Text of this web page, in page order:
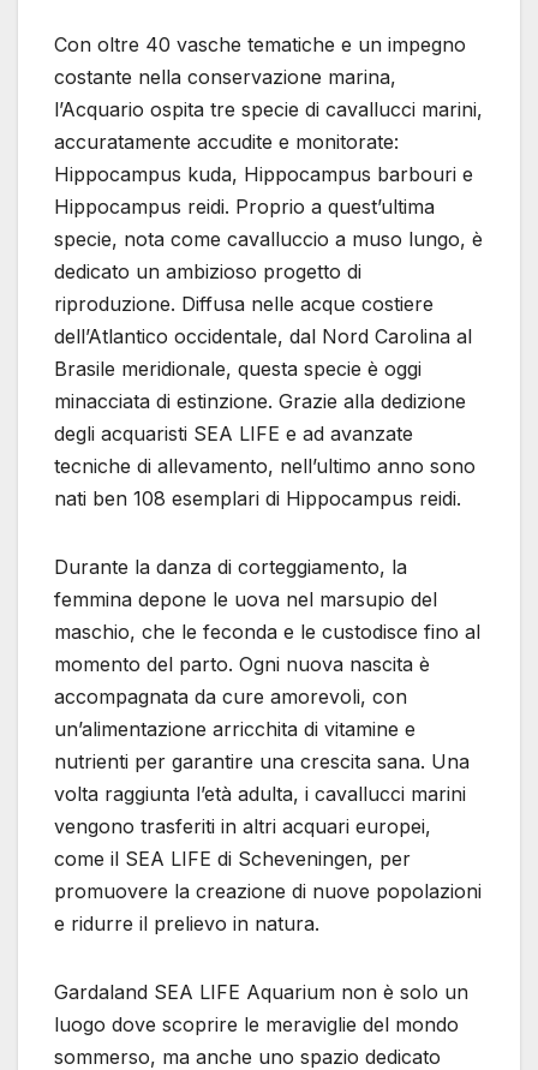
Con oltre 40 vasche tematiche e un impegno
costante nella conservazione marina,
l’Acquario ospita tre specie di cavallucci marini,
accuratamente accudite e monitorate:
Hippocampus kuda, Hippocampus barbouri e
Hippocampus reidi. Proprio a quest’ultima
specie, nota come cavalluccio a muso lungo, è
dedicato un ambizioso progetto di
riproduzione. Diffusa nelle acque costiere
dell’Atlantico occidentale, dal Nord Carolina al
Brasile meridionale, questa specie è oggi
minacciata di estinzione. Grazie alla dedizione
degli acquaristi SEA LIFE e ad avanzate
tecniche di allevamento, nell’ultimo anno sono
nati ben 108 esemplari di Hippocampus reidi.
Durante la danza di corteggiamento, la
femmina depone le uova nel marsupio del
maschio, che le feconda e le custodisce fino al
momento del parto. Ogni nuova nascita è
accompagnata da cure amorevoli, con
un’alimentazione arricchita di vitamine e
nutrienti per garantire una crescita sana. Una
volta raggiunta l’età adulta, i cavallucci marini
vengono trasferiti in altri acquari europei,
come il SEA LIFE di Scheveningen, per
promuovere la creazione di nuove popolazioni
e ridurre il prelievo in natura.
Gardaland SEA LIFE Aquarium non è solo un
luogo dove scoprire le meraviglie del mondo
sommerso, ma anche uno spazio dedicato